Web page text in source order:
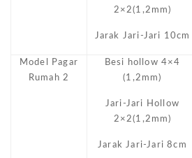
2×2(1,2mm)
Jarak Jari-Jari 10cm
Model Pagar
Rumah 2
Besi hollow 4×4
(1,2mm)
Jari-Jari Hollow
2×2(1,2mm)
Jarak Jari-Jari 8cm